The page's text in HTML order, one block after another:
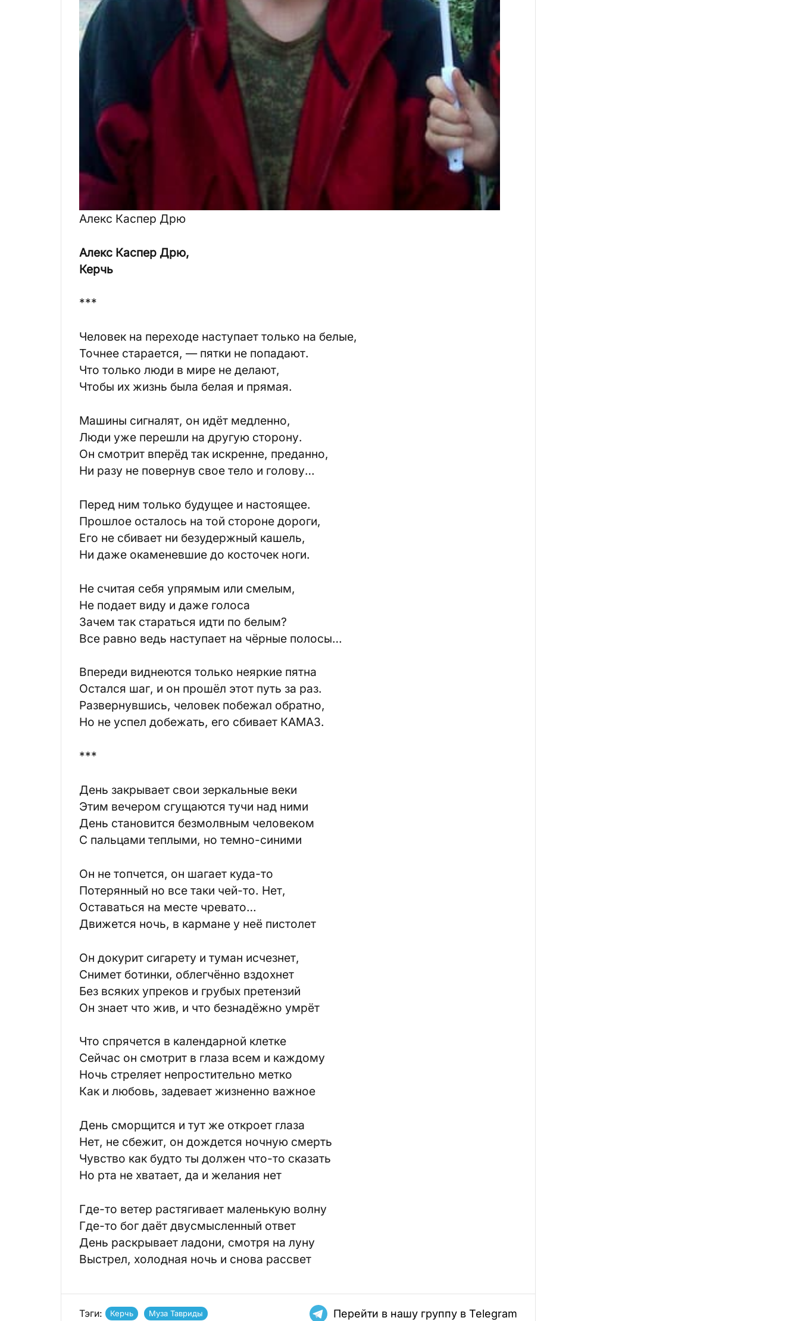
Алекс Каспер Дрю
Алекс Каспер Дрю,
Керчь
***
Человек на переходе наступает только на белые,
Точнее старается, — пятки не попадают.
Что только люди в мире не делают,
Чтобы их жизнь была белая и прямая.
Машины сигналят, он идёт медленно,
Люди уже перешли на другую сторону.
Он смотрит вперёд так искренне, преданно,
Ни разу не повернув свое тело и голову…
Перед ним только будущее и настоящее.
Прошлое осталось на той стороне дороги,
Его не сбивает ни безудержный кашель,
Ни даже окаменевшие до косточек ноги.
Не считая себя упрямым или смелым,
Не подает виду и даже голоса
Зачем так стараться идти по белым?
Все равно ведь наступает на чёрные полосы…
Впереди виднеются только неяркие пятна
Остался шаг, и он прошёл этот путь за раз.
Развернувшись, человек побежал обратно,
Но не успел добежать, его сбивает КАМАЗ.
***
День закрывает свои зеркальные веки
Этим вечером сгущаются тучи над ними
День становится безмолвным человеком
С пальцами теплыми, но темно-синими
Он не топчется, он шагает куда-то
Потерянный но все таки чей-то. Нет,
Оставаться на месте чревато…
Движется ночь, в кармане у неё пистолет
Он докурит сигарету и туман исчезнет,
Снимет ботинки, облегчённо вздохнет
Без всяких упреков и грубых претензий
Он знает что жив, и что безнадёжно умрёт
Что спрячется в календарной клетке
Сейчас он смотрит в глаза всем и каждому
Ночь стреляет непростительно метко
Как и любовь, задевает жизненно важное
День сморщится и тут же откроет глаза
Нет, не сбежит, он дождется ночную смерть
Чувство как будто ты должен что-то сказать
Но рта не хватает, да и желания нет
Где-то ветер растягивает маленькую волну
Где-то бог даёт двусмысленный ответ
День раскрывает ладони, смотря на луну
Выстрел, холодная ночь и снова рассвет
Тэги: Керчь Муза Тавриды Перейти в нашу группу в Telegram